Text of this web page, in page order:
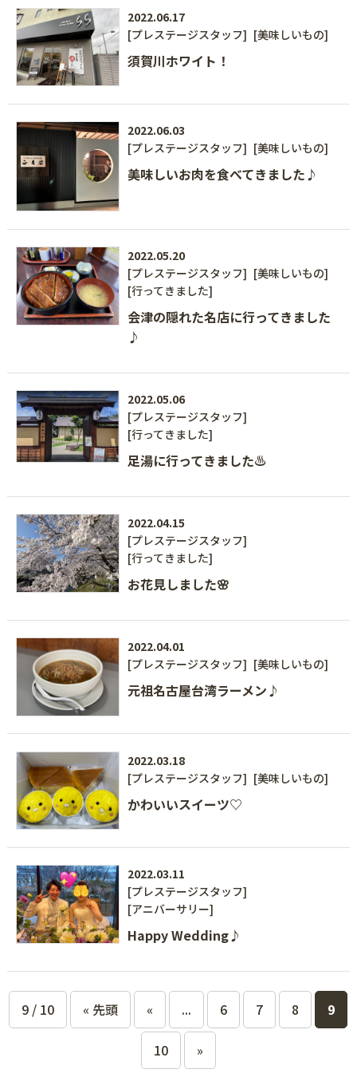
2022.06.17
[プレステージスタッフ] [美味しいもの]
須賀川ホワイト！
2022.06.03
[プレステージスタッフ] [美味しいもの]
美味しいお肉を食べてきました♪
2022.05.20
[プレステージスタッフ] [美味しいもの]
[行ってきました]
会津の隠れた名店に行ってきました
♪
2022.05.06
[プレステージスタッフ]
[行ってきました]
足湯に行ってきました♨
2022.04.15
[プレステージスタッフ]
[行ってきました]
お花見しました🌸
2022.04.01
[プレステージスタッフ] [美味しいもの]
元祖名古屋台湾ラーメン♪
2022.03.18
[プレステージスタッフ] [美味しいもの]
かわいいスイーツ♡
2022.03.11
[プレステージスタッフ]
[アニバーサリー]
Happy Wedding♪
9 / 10 « 先頭 « ... 6 7 8 9
10 »